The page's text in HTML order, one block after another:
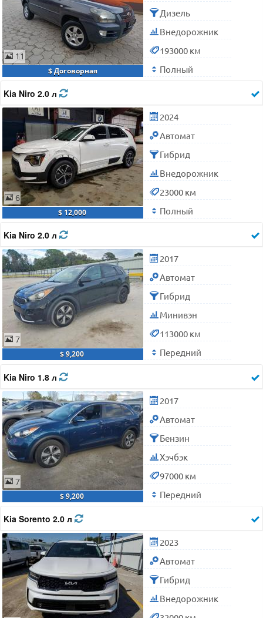
11
$ Договорная
Дизель
Внедорожник
193000 км
Полный
Kia Niro 2.0 л
6
$ 12,000
2024
Автомат
Гибрид
Внедорожник
23000 км
Полный
Kia Niro 2.0 л
7
$ 9,200
2017
Автомат
Гибрид
Минивэн
113000 км
Передний
Kia Niro 1.8 л
7
$ 9,200
2017
Автомат
Бензин
Хэчбэк
97000 км
Передний
Kia Sorento 2.0 л
2023
Автомат
Гибрид
Внедорожник